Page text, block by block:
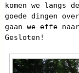
komen we langs de
goede dingen
gaan we effe
Gesloten!